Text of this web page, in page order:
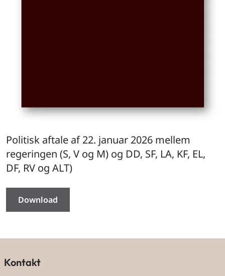
Politisk aftale af 22. januar 2026 mellem
regeringen (S, V og M) og DD, SF, LA, KF, EL,
DF, RV og ALT)
Download
Kontakt